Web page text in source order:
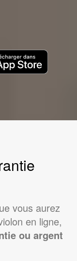
vous aurez
en ligne,
ou argent